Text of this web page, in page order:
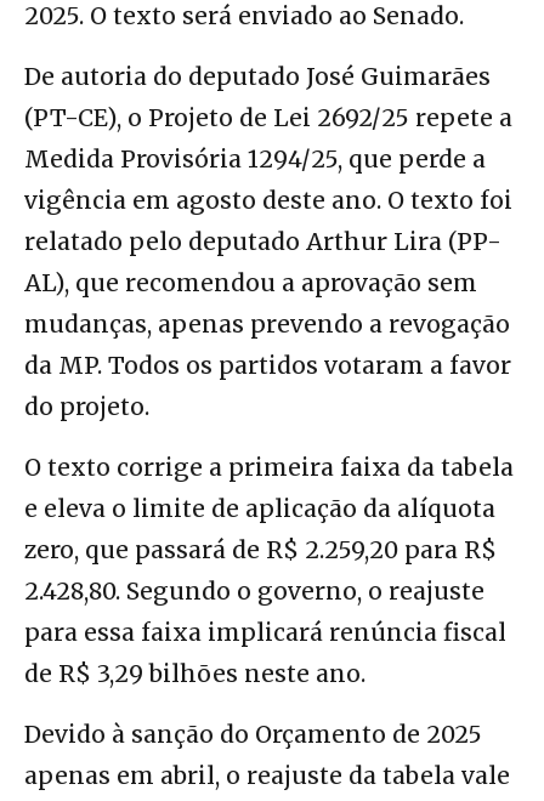
2025. O texto será enviado ao Senado.
De autoria do deputado José Guimarães
(PT-CE), o Projeto de Lei 2692/25 repete a
Medida Provisória 1294/25, que perde a
vigência em agosto deste ano. O texto foi
relatado pelo deputado Arthur Lira (PP-
AL), que recomendou a aprovação sem
mudanças, apenas prevendo a revogação
da MP. Todos os partidos votaram a favor
do projeto.
O texto corrige a primeira faixa da tabela
e eleva o limite de aplicação da alíquota
zero, que passará de R$ 2.259,20 para R$
2.428,80. Segundo o governo, o reajuste
para essa faixa implicará renúncia fiscal
de R$ 3,29 bilhões neste ano.
Devido à sanção do Orçamento de 2025
apenas em abril, o reajuste da tabela vale